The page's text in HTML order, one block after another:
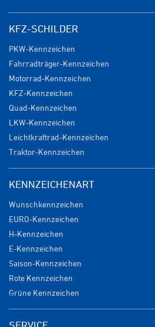
KFZ-SCHILDER
PKW-Kennzeichen
Fahrradträger-Kennzeichen
Motorrad-Kennzeichen
KFZ-Kennzeichen
Quad-Kennzeichen
LKW-Kennzeichen
Leichtkraftrad-Kennzeichen
Traktor-Kennzeichen
KENNZEICHENART
Wunschkennzeichen
EURO-Kennzeichen
H-Kennzeichen
E-Kennzeichen
Saison-Kennzeichen
Rote Kennzeichen
Grüne Kennzeichen